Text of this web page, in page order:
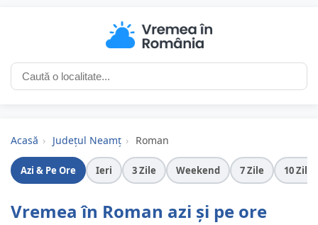
Acasă › Județul Neamț › Roman
Azi & Pe Ore Ieri 3 Zile Weekend 7 Zile 10 Zile
Vremea în Roman azi și pe ore